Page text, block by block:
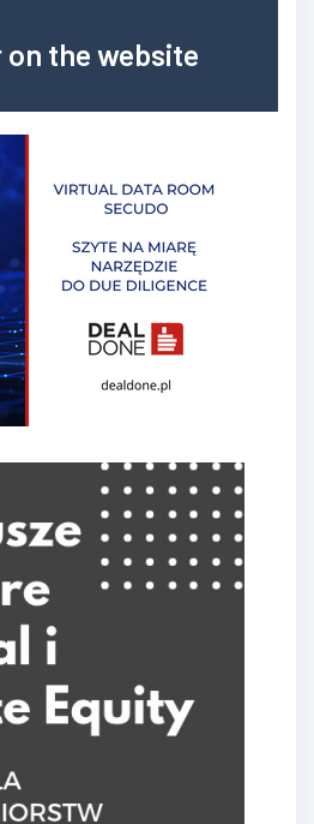
on the website